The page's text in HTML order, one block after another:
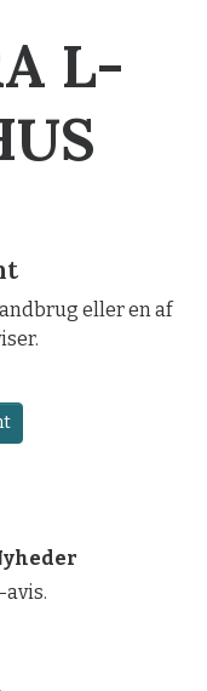
L-
eller en af
avis.